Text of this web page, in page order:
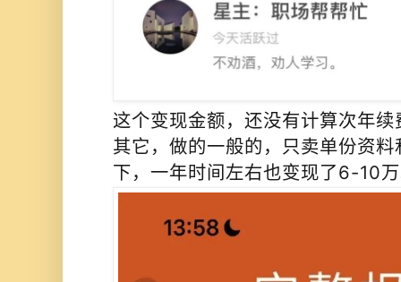
这个变现金额，还没有计算次年续
其它，做的一般的，只卖单份资
下，一年时间左右也变现了6-10